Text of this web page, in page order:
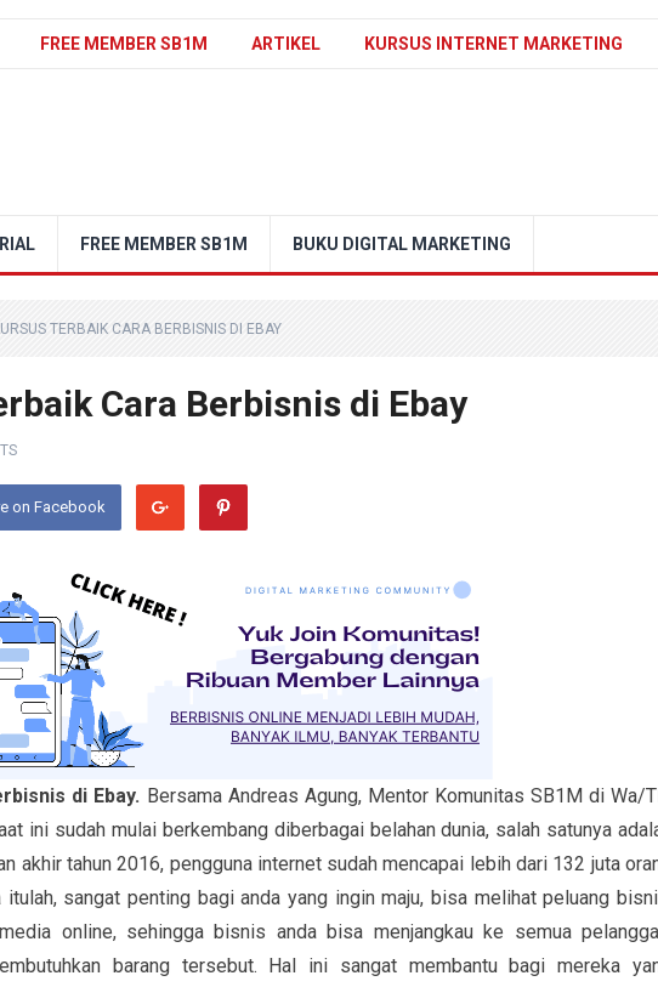
FREE MEMBER SB1M ARTIKEL KURSUS INTERNET MARKETING
FREE MEMBER SB1M BUKU DIGITAL MARKETING
TERBAIK CARA BERBISNIS DI EBAY
Cara Berbisnis di Ebay
on Facebook
di Ebay. Bersama Andreas Agung, Mentor Komunitas SB1M di Wa/
ini sudah mulai berkembang diberbagai belahan dunia, salah satunya
akhir tahun 2016, pengguna internet sudah mencapai lebih dari 132 juta
sangat penting bagi anda yang ingin maju, bisa melihat peluang
online, sehingga bisnis anda bisa menjangkau ke semua
barang tersebut. Hal ini sangat membantu bagi mereka